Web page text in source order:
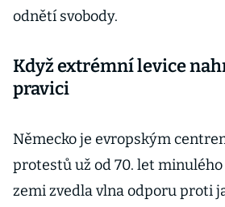
odnětí svobody.
Když extrémní levice
pravici
Německo je evropským
protestů už od 70. let
zemi zvedla vlna odporu proti